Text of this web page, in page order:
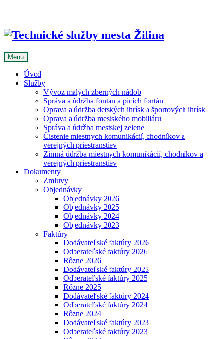
Menu
Úvod
Služby
Vývoz malých zberných nádob
Správa a údržba fontán a picích fontán
Oprava a údržba detských ihrísk a športových ihrísk
Oprava a údržba mestského mobiliáru
Správa a údržba mestskej zelene
Čistenie miestnych komunikácií, chodníkov a
verejných priestranstiev
Zimná údržba miestnych komunikácií, chodníkov a
verejných priestranstiev
Dokumenty
Zmluvy
Objednávky
Objednávky 2026
Objednávky 2025
Objednávky 2024
Objednávky 2023
Faktúry
Dodávateľské faktúry 2026
Odberateľské faktúry 2026
Rôzne 2026
Dodávateľské faktúry 2025
Odberateľské faktúry 2025
Rôzne 2025
Dodávateľské faktúry 2024
Odberateľské faktúry 2024
Rôzne 2024
Dodávateľské faktúry 2023
Odberateľské faktúry 2023